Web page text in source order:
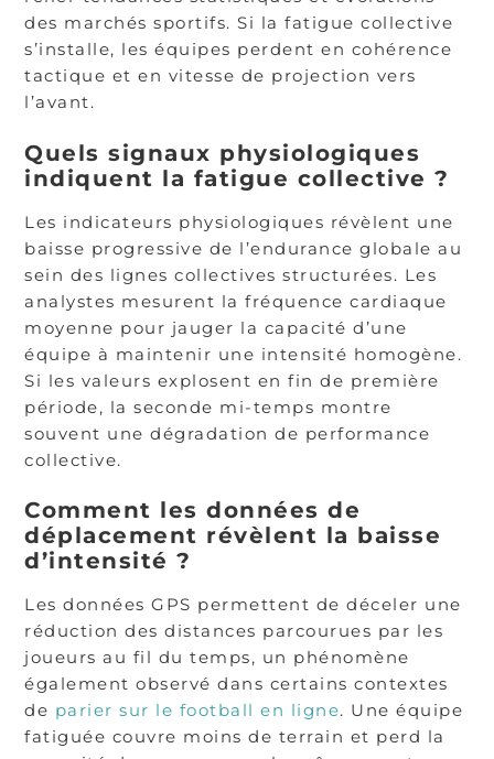
des marchés sportifs. Si la fatigue collective
s’installe, les équipes perdent en cohérence
tactique et en vitesse de projection vers
l’avant.
Quels signaux physiologiques
indiquent la fatigue collective ?
Les indicateurs physiologiques révèlent une
baisse progressive de l’endurance globale au
sein des lignes collectives structurées. Les
analystes mesurent la fréquence cardiaque
moyenne pour jauger la capacité d’une
équipe à maintenir une intensité homogène.
Si les valeurs explosent en fin de première
période, la seconde mi-temps montre
souvent une dégradation de performance
collective.
Comment les données de
déplacement révèlent la baisse
d’intensité ?
Les données GPS permettent de déceler une
réduction des distances parcourues par les
joueurs au fil du temps, un phénomène
également observé dans certains contextes
de parier sur le football en ligne. Une équipe
fatiguée couvre moins de terrain et perd la